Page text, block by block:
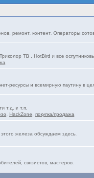
ремонт, контент, Операторы
ТВ , HotBird и все
ресурсы и всемирную паутину в
т.д. и т.п.
HackZone покупка/продажа
железа обсуждаем здесь.
связистов, мастеров.